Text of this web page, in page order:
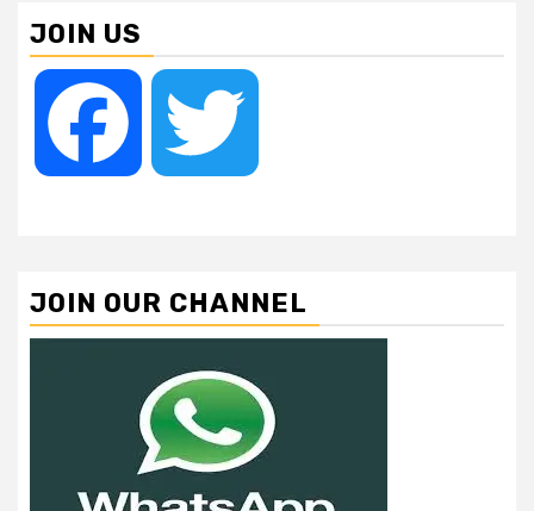
JOIN US
Facebook
JOIN OUR CHANNEL